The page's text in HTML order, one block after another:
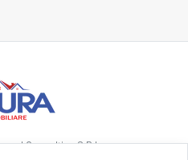
Consulting S.R.L.